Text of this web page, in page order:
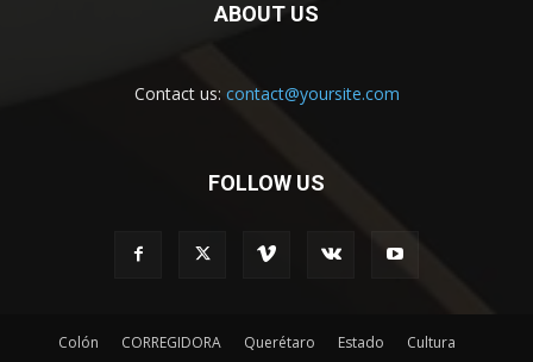
ABOUT US
Contact us: contact@yoursite.com
FOLLOW US
Colón CORREGIDORA Querétaro Estado
Cultura